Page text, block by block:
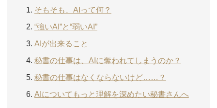
そもそも、AIって何？
“強いAI”と“弱いAI”
AIが出来ること
秘書の仕事は、AIに奪われてしまうのか？
秘書の仕事はなくならないけど……？
AIについてもっと理解を深めたい秘書さんへ